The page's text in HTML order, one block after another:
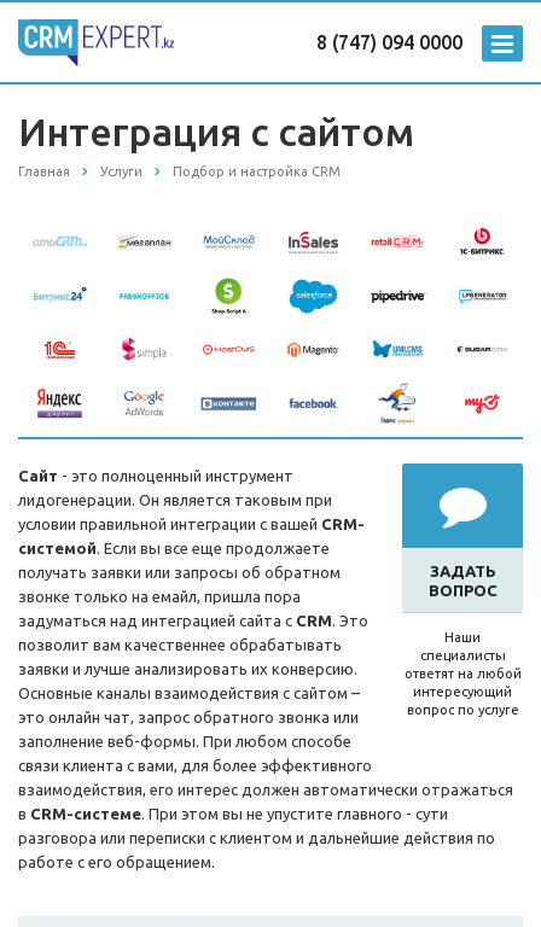
8 (747) 094 0000
Интеграция с сайтом
Главная Услуги Подбор и настройка CRM
ЗАДАТЬ
ВОПРОС
Наши
специалисты
ответят на любой
интересующий
вопрос по услуге
Сайт - это полноценный инструмент
лидогенерации. Он является таковым при
условии правильной интеграции с вашей CRM-
системой. Если вы все еще продолжаете
получать заявки или запросы об обратном
звонке только на емайл, пришла пора
задуматься над интеграцией сайта с CRM. Это
позволит вам качественнее обрабатывать
заявки и лучше анализировать их конверсию.
Основные каналы взаимодействия с сайтом –
это онлайн чат, запрос обратного звонка или
заполнение веб-формы. При любом способе
связи клиента с вами, для более эффективного
взаимодействия, его интерес должен автоматически отражаться
в CRM-системе. При этом вы не упустите главного - сути
разговора или переписки с клиентом и дальнейшие действия по
работе с его обращением.